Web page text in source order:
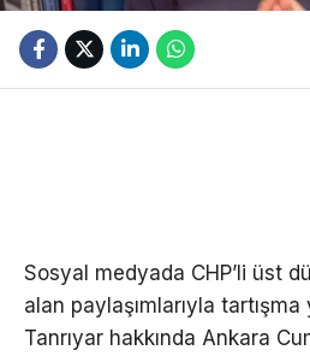
Sosyal medyada CHP’li üst
alan paylaşımlarıyla
Tanrıyar hakkında Ankara